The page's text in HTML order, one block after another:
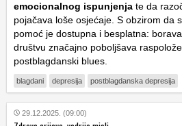
emocionalnog ispunjenja te da
pojačava loše osjećaje. S obzirom da
pomoć je dostupna i besplatna:
društvu značajno poboljšava
postblagdanski blues.
blagdani depresija postblagdanska depresija
29.12.2025. (09:00)